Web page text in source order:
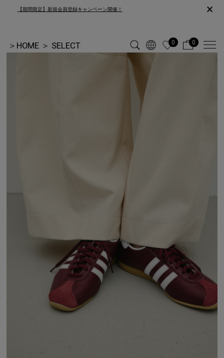
【期間限定】新規会員登録キャンペーン開催！ ×
＞ HOME ＞ SELECT 0 0